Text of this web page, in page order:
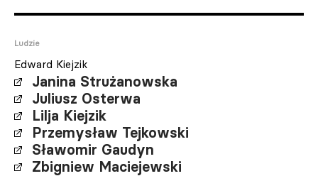
Ludzie
Edward Kiejzik
Janina Strużanowska
Juliusz Osterwa
Lilja Kiejzik
Przemysław Tejkowski
Sławomir Gaudyn
Zbigniew Maciejewski